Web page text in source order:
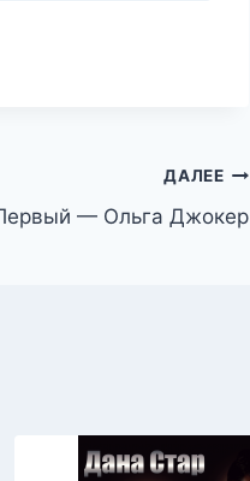
ДАЛЕЕ
— Ольга Джокер